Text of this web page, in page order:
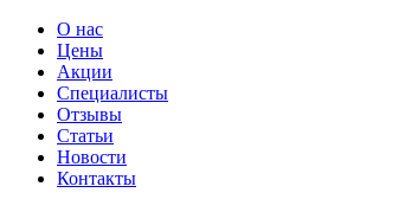
О нас
Цены
Акции
Специалисты
Отзывы
Статьи
Новости
Контакты